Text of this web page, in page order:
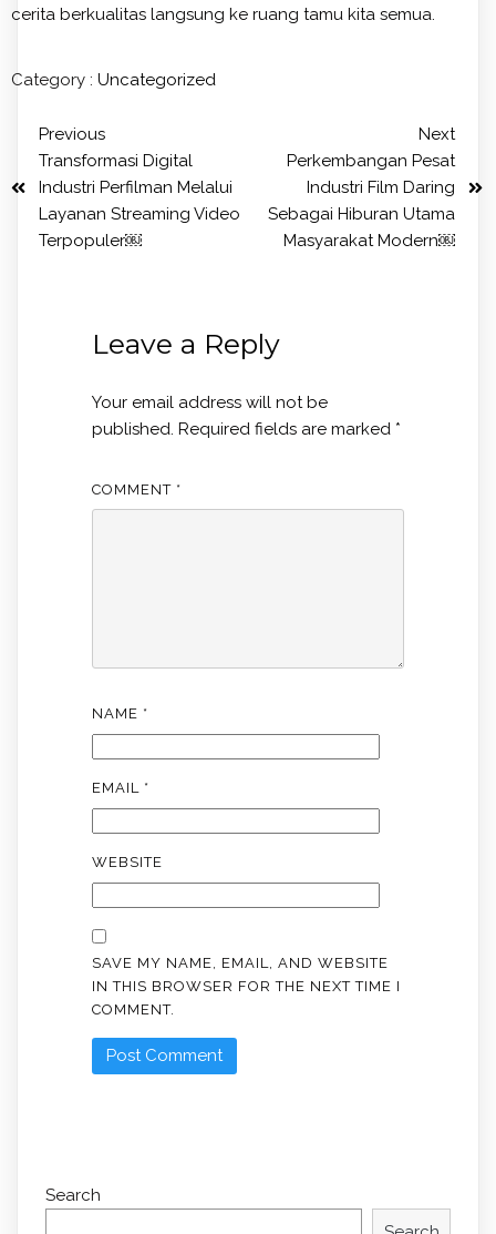
cerita berkualitas langsung ke ruang tamu kita semua.
Category : Uncategorized
Previous
Transformasi Digital
Industri Perfilman Melalui
Layanan Streaming Video
Terpopuler￼
Next
Perkembangan Pesat
Industri Film Daring
Sebagai Hiburan Utama
Masyarakat Modern￼
Leave a Reply
Your email address will not be
published. Required fields are marked *
COMMENT *
NAME *
EMAIL *
WEBSITE
SAVE MY NAME, EMAIL, AND WEBSITE
IN THIS BROWSER FOR THE NEXT TIME I
COMMENT.
Search